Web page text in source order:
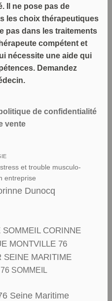
Il ne pose pas de
les choix thérapeutiques
pas dans les traitements
compétent et
nécessite une aide qui
Demandez
de confidentialité
vente
et trouble musculo-
entreprise
Dunocq
CORINNE
MONTVILLE 76
SEINE MARITIME
SOMMEIL
Seine Maritime